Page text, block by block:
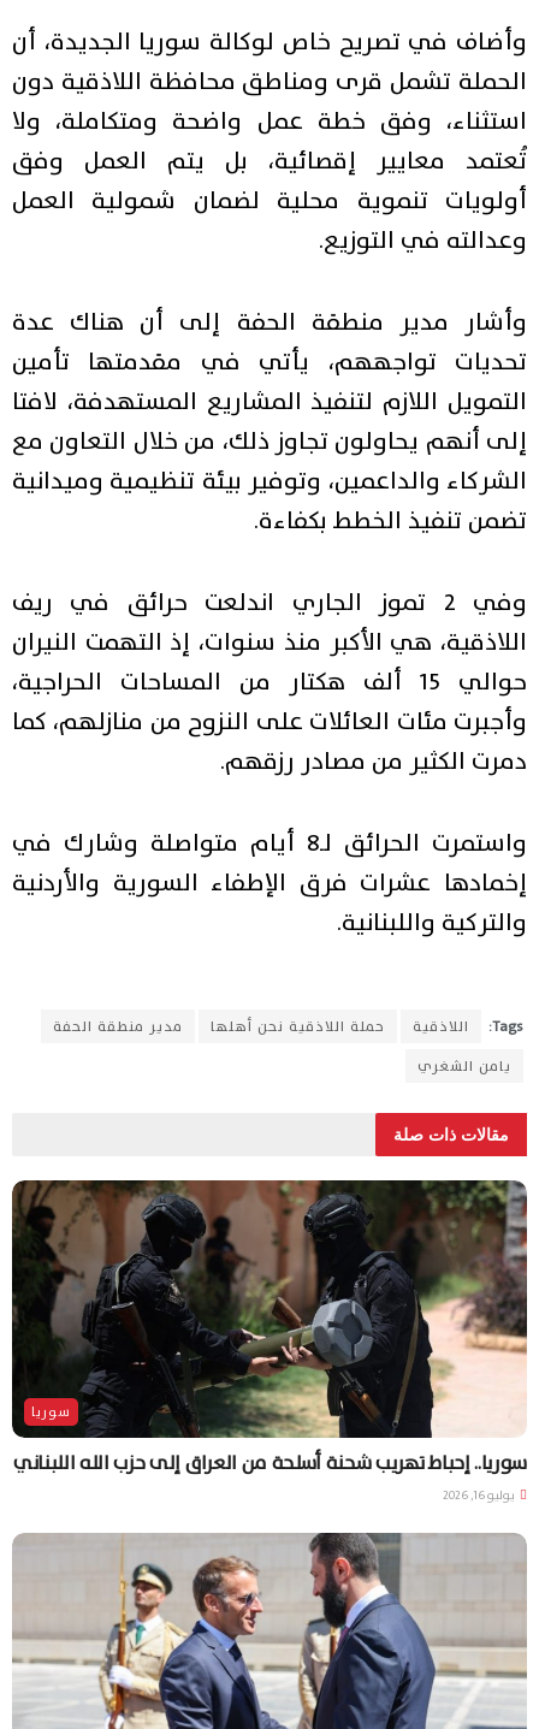
وأضاف في تصريح خاص لوكالة سوريا الجديدة، أن
الحملة تشمل قرى ومناطق محافظة اللاذقية دون
استثناء، وفق خطة عمل واضحة ومتكاملة، ولا
تُعتمد معايير إقصائية، بل يتم العمل وفق
أولويات تنموية محلية لضمان شمولية العمل
وعدالته في التوزيع.
وأشار مدير منطقة الحفة إلى أن هناك عدة
تحديات تواجههم، يأتي في مقدمتها تأمين
التمويل اللازم لتنفيذ المشاريع المستهدفة، لافتا
إلى أنهم يحاولون تجاوز ذلك، من خلال التعاون مع
الشركاء والداعمين، وتوفير بيئة تنظيمية وميدانية
تضمن تنفيذ الخطط بكفاءة.
وفي 2 تموز الجاري اندلعت حرائق في ريف
اللاذقية، هي الأكبر منذ سنوات، إذ التهمت النيران
حوالي 15 ألف هكتار من المساحات الحراجية،
وأجبرت مئات العائلات على النزوح من منازلهم، كما
دمرت الكثير من مصادر رزقهم.
واستمرت الحرائق لـ8 أيام متواصلة وشارك في
إخمادها عشرات فرق الإطفاء السورية والأردنية
والتركية واللبنانية.
Tags: اللاذقية حملة اللاذقية نحن أهلها
مدير منطقة الحفة
يامن الشغري
مقالات ذات صلة
سوريا
سوريا.. إحباط تهريب شحنة أسلحة من العراق إلى حزب الله اللبناني
يوليو 16, 2026